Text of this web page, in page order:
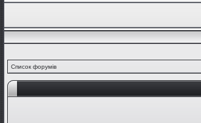
Список форумів